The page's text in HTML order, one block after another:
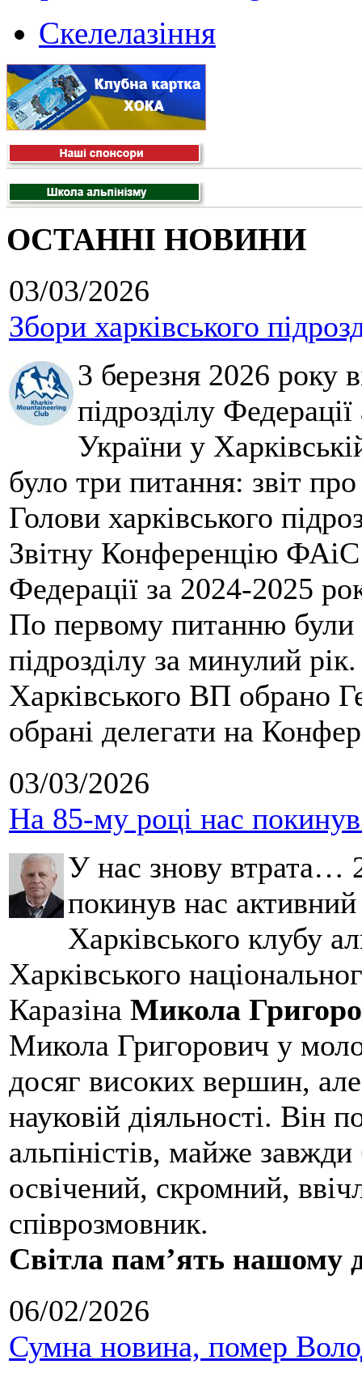
Скелелазіння
ОСТАННІ НОВИНИ
03/03/2026
Збори харківського
3 березня 2026 року
підрозділу
України у
було три питання: звіт
Голови харківського
Звітну Конференцію
Федерації за 2024-2025
По первому питанню були
підрозділу за минулий
Харківського ВП обрано
обрані делегати на
03/03/2026
На 85-му році нас
У нас знову втрата…
покинув нас
Харківського клубу
Харківського
Каразіна Микола
Микола Григорович у
досяг високих вершин,
науковій діяльності. Він
альпіністів, майже
освічений, скромний,
співрозмовник.
Світла пам’ять нашому
06/02/2026
Сумна новина, помер